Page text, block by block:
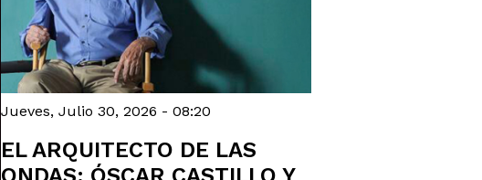
Jueves, Julio 30, 2026 - 08:20
EL ARQUITECTO DE LAS